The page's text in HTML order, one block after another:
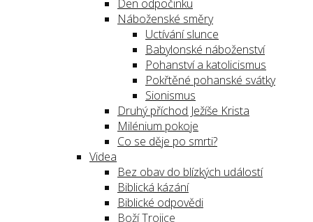
Den odpočinku
Náboženské směry
Uctívání slunce
Babylonské náboženství
Pohanství a katolicismus
Pokřtěné pohanské svátky
Sionismus
Druhý příchod Ježíše Krista
Milénium pokoje
Co se děje po smrti?
Videa
Bez obav do blízkých událostí
Biblická kázání
Biblické odpovědi
Boží Trojice